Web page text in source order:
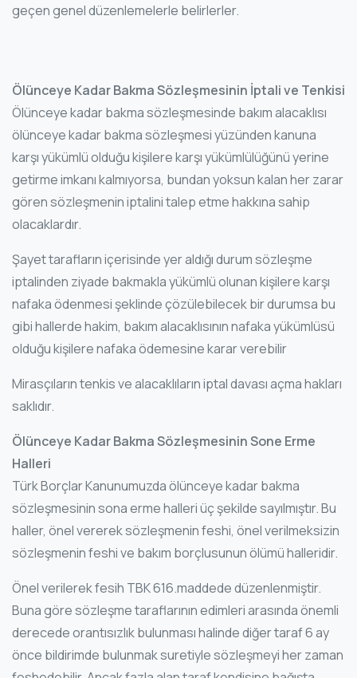
geçen genel düzenlemelerle belirlerler.
Ölünceye Kadar Bakma Sözleşmesinin İptali ve Tenkisi
Ölünceye kadar bakma sözleşmesinde bakım alacaklısı
ölünceye kadar bakma sözleşmesi yüzünden kanuna
karşı yükümlü olduğu kişilere karşı yükümlülüğünü yerine
getirme imkanı kalmıyorsa, bundan yoksun kalan her zarar
gören sözleşmenin iptalini talep etme hakkına sahip
olacaklardır.
Şayet tarafların içerisinde yer aldığı durum sözleşme
iptalinden ziyade bakmakla yükümlü olunan kişilere karşı
nafaka ödenmesi şeklinde çözülebilecek bir durumsa bu
gibi hallerde hakim, bakım alacaklısının nafaka yükümlüsü
olduğu kişilere nafaka ödemesine karar verebilir
Mirasçıların tenkis ve alacaklıların iptal davası açma hakları
saklıdır.
Ölünceye Kadar Bakma Sözleşmesinin Sone Erme
Halleri
Türk Borçlar Kanunumuzda ölünceye kadar bakma
sözleşmesinin sona erme halleri üç şekilde sayılmıştır. Bu
haller, önel vererek sözleşmenin feshi, önel verilmeksizin
sözleşmenin feshi ve bakım borçlusunun ölümü halleridir.
Önel verilerek fesih TBK 616.maddede düzenlenmiştir.
Buna göre sözleşme taraflarının edimleri arasında önemli
derecede orantısızlık bulunması halinde diğer taraf 6 ay
önce bildirimde bulunmak suretiyle sözleşmeyi her zaman